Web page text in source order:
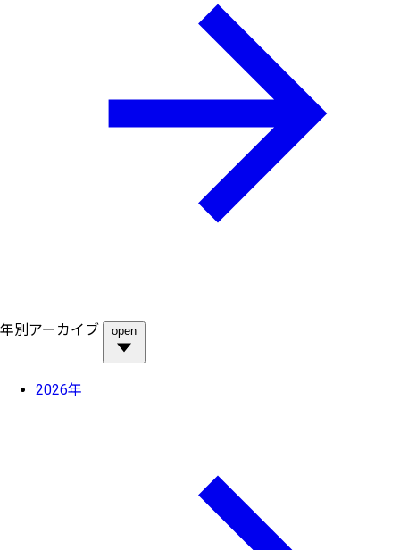
年別アーカイブ open
2026年